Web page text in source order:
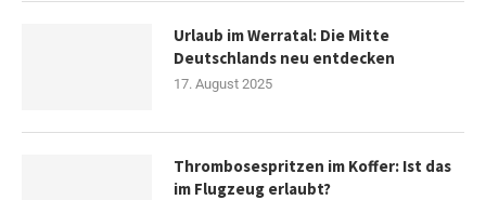
Urlaub im Werratal: Die Mitte
Deutschlands neu entdecken
17. August 2025
Thrombosespritzen im Koffer: Ist das
im Flugzeug erlaubt?